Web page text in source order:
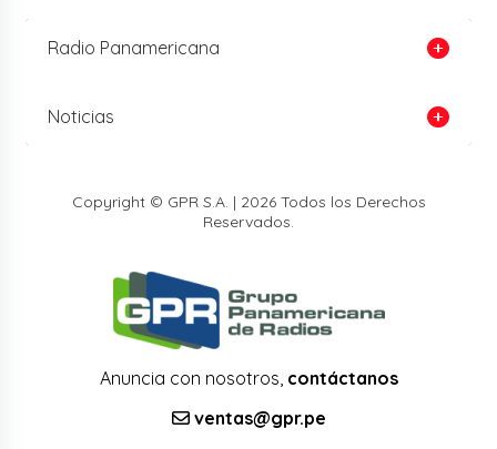
Radio Panamericana
Noticias
Copyright © GPR S.A. | 2026 Todos los Derechos
Reservados.
Anuncia con nosotros, contáctanos
ventas@gpr.pe